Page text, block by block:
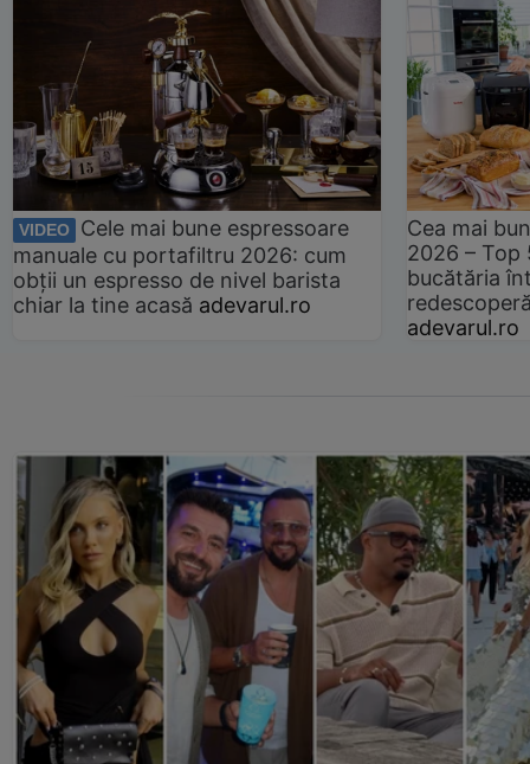
VIDEO
Cele mai bune espressoare
manuale cu portafiltru 2026: cum
obții un espresso de nivel barista
chiar la tine acasă adevarul.ro
Cea mai
2026 –
bucătăria
adevarul.ro